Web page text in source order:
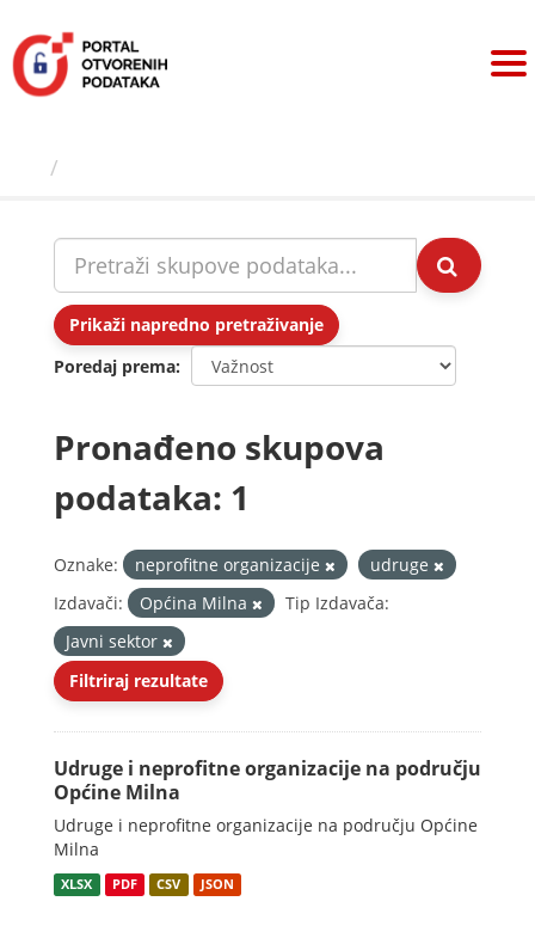
sadržaj
Prikaži napredno pretraživanje
Poredaj prema
Pronađeno skupova
podataka: 1
Oznake: neprofitne organizacije
udruge
Izdavači:
Općina Milna
Tip Izdavača:
Javni sektor
Filtriraj rezultate
Udruge i neprofitne organizacije na području
Općine Milna
Udruge i neprofitne organizacije na području Općine
Milna
XLSX PDF CSV JSON